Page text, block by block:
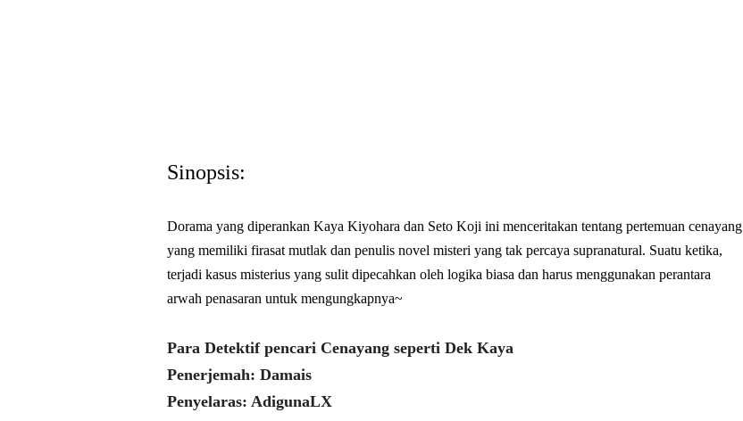
Sinopsis:
Dorama yang diperankan Kaya Kiyohara dan Seto Koji ini menceritakan tentang pertemuan cenayang
yang memiliki firasat mutlak dan penulis novel misteri yang tak percaya supranatural. Suatu ketika,
terjadi kasus misterius yang sulit dipecahkan oleh logika biasa dan harus menggunakan perantara
arwah penasaran untuk mengungkapnya~
Para Detektif pencari Cenayang seperti Dek Kaya
Penerjemah: Damais
Penyelaras: AdigunaLX